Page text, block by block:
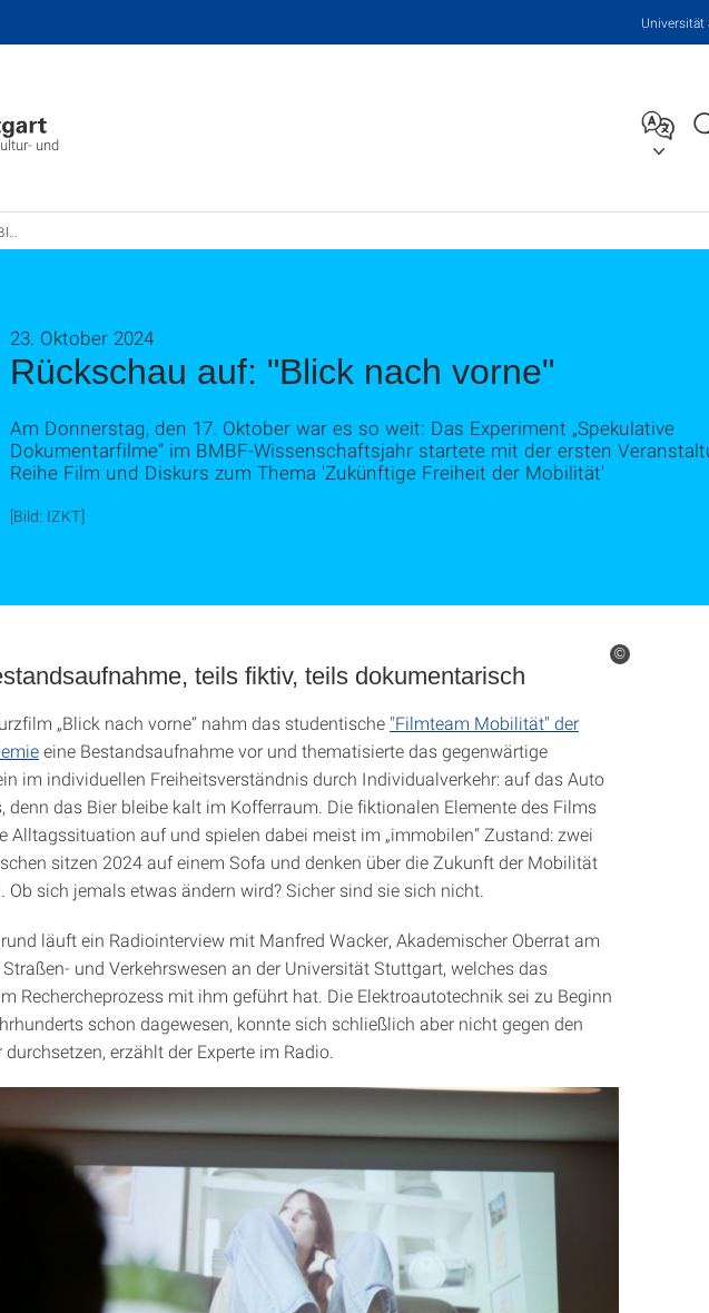
und
Uni
Rückschau auf: "Blick nach vorne"
23. Oktober 2024
Am Donnerstag, den 17. Oktober war es so weit: Das Experiment „Spekulative
Dokumentarfilme“ im BMBF-Wissenschaftsjahr startete mit der ersten
Reihe Film und Diskurs zum Thema 'Zukünftige Freiheit der Mobilität'
[Bild: IZKT]
teils fiktiv, teils dokumentarisch
„Blick nach vorne“ nahm das studentische "Filmteam Mobilität" der
eine Bestandsaufnahme vor und thematisierte das gegenwärtige
im individuellen Freiheitsverständnis durch Individualverkehr: auf das Auto
denn das Bier bleibe kalt im Kofferraum. Die fiktionalen Elemente des Films
Alltagssituation auf und spielen dabei meist im „immobilen“ Zustand: zwei
sitzen 2024 auf einem Sofa und denken über die Zukunft der Mobilität
Ob sich jemals etwas ändern wird? Sicher sind sie sich nicht.
läuft ein Radiointerview mit Manfred Wacker, Akademischer Oberrat am
und Verkehrswesen an der Universität Stuttgart, welches das
Rechercheprozess mit ihm geführt hat. Die Elektroautotechnik sei zu Beginn
schon dagewesen, konnte sich schließlich aber nicht gegen den
durchsetzen, erzählt der Experte im Radio.
©